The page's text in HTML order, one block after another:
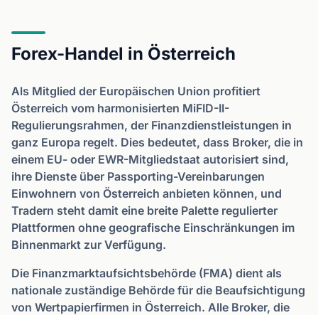
Forex-Handel in Österreich
Als Mitglied der Europäischen Union profitiert
Österreich vom harmonisierten MiFID-II-
Regulierungsrahmen, der Finanzdienstleistungen in
ganz Europa regelt. Dies bedeutet, dass Broker, die in
einem EU- oder EWR-Mitgliedstaat autorisiert sind,
ihre Dienste über Passporting-Vereinbarungen
Einwohnern von Österreich anbieten können, und
Tradern steht damit eine breite Palette regulierter
Plattformen ohne geografische Einschränkungen im
Binnenmarkt zur Verfügung.
Die Finanzmarktaufsichtsbehörde (FMA) dient als
nationale zuständige Behörde für die Beaufsichtigung
von Wertpapierfirmen in Österreich. Alle Broker, die